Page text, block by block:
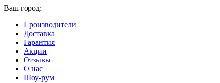
Ваш город:
Производители
Доставка
Гарантия
Акции
Отзывы
О нас
Шоу-рум